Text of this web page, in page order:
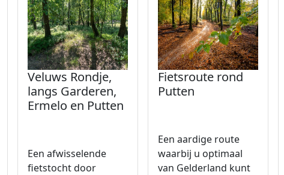
Veluws Rondje,
langs Garderen,
Ermelo en Putten
Een afwisselende
fietstocht door
Fietsroute rond
Putten
Een aardige route
waarbij u optimaal
van Gelderland kunt